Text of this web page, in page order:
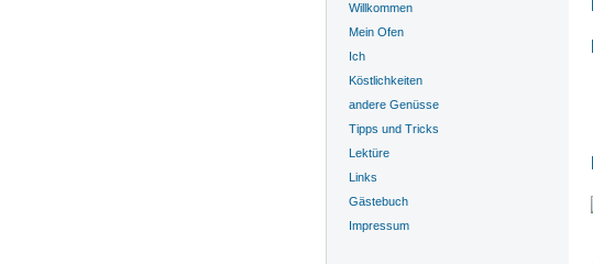
Willkommen
Mein Ofen
Ich
Köstlichkeiten
andere Genüsse
Tipps und Tricks
Lektüre
Links
Gästebuch
Impressum